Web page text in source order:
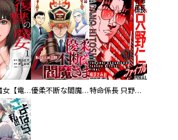
復讐の魔女【電子単行本版】 優柔不断な閻魔さま 特命係長 只野仁ファイナル 愛蔵版